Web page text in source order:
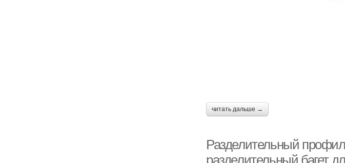
читать дальше →
Разделительный
разделительный багет